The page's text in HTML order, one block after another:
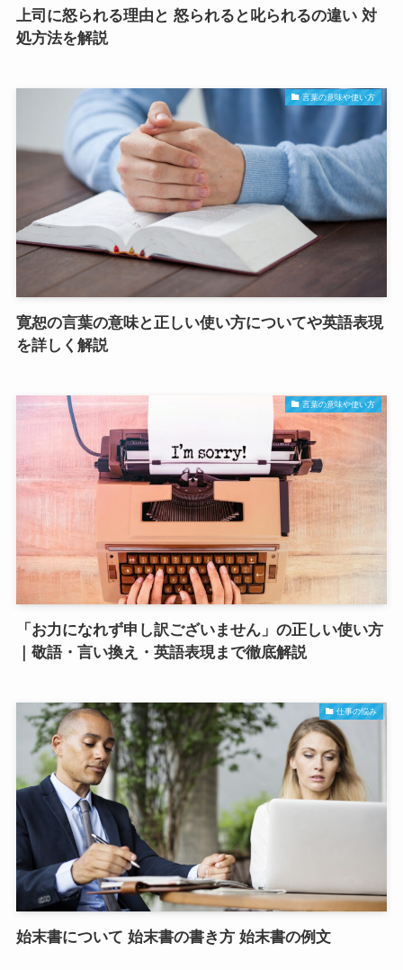
上司に怒られる理由と 怒られると叱られるの違い 対
処方法を解説
言葉の意味や使い方
寛恕の言葉の意味と正しい使い方についてや英語表現
を詳しく解説
言葉の意味や使い方
「お力になれず申し訳ございません」の正しい使い方
｜敬語・言い換え・英語表現まで徹底解説
仕事の悩み
始末書について 始末書の書き方 始末書の例文